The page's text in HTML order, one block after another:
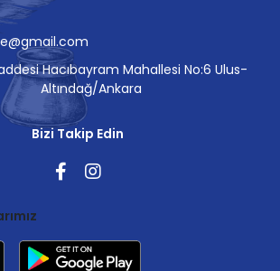
Hacıbayram Mahallesi No:6 Ulus-
Altındağ/Ankara
Bizi Takip Edin